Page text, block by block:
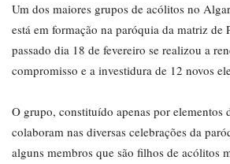
Um dos maiores grupos de acólitos no
está em formação na paróquia da matriz de
passado dia 18 de fevereiro se realizou a
compromisso e a investidura de 12 novos
O grupo, constituído apenas por elementos
colaboram nas diversas celebrações da
alguns membros que são filhos de acólitos